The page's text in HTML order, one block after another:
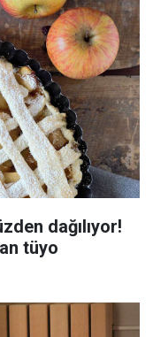
dağılıyor!
tüyo